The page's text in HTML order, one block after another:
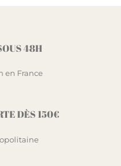
48H
en France
DÈS 150€